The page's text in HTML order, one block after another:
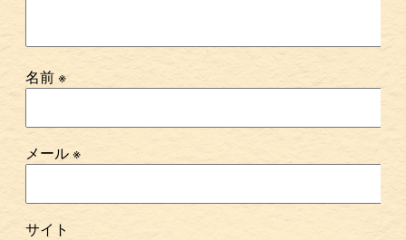
名前※
メール※
サイト